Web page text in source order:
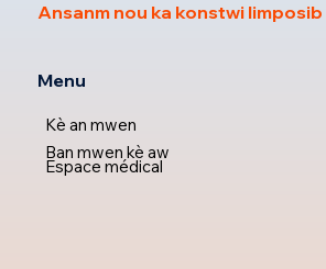
Ansanm nou ka konstwi limposib
Menu
Kè an mwen
Ban mwen kè aw
Espace médical